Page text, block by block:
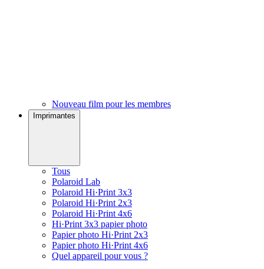
Nouveau film pour les membres
Imprimantes
Tous
Polaroid Lab
Polaroid Hi·Print 3x3
Polaroid Hi·Print 2x3
Polaroid Hi·Print 4x6
Hi·Print 3x3 papier photo
Papier photo Hi·Print 2x3
Papier photo Hi·Print 4x6
Quel appareil pour vous ?